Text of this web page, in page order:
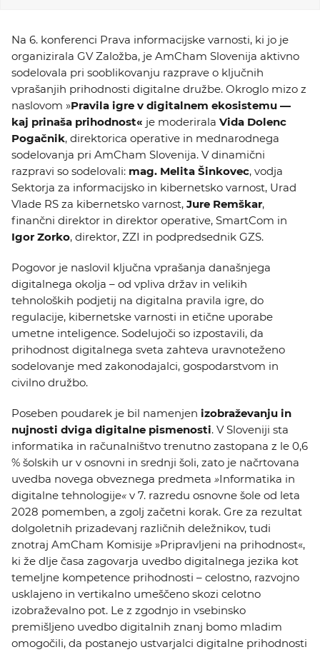
GALERIJA
Želimo postati član
Na 6. konferenci Prava informacijske varnosti, ki jo je
organizirala GV Založba, je AmCham Slovenija aktivno
sodelovala pri sooblikovanju razprave o ključnih
vprašanjih prihodnosti digitalne družbe. Okroglo mizo z
naslovom »Pravila igre v digitalnem ekosistemu —
kaj prinaša prihodnost« je moderirala Vida Dolenc
Pogačnik, direktorica operative in mednarodnega
sodelovanja pri AmCham Slovenija. V dinamični
razpravi so sodelovali: mag. Melita Šinkovec, vodja
Sektorja za informacijsko in kibernetsko varnost, Urad
Vlade RS za kibernetsko varnost, Jure Remškar,
finančni direktor in direktor operative, SmartCom in
Igor Zorko, direktor, ZZI in podpredsednik GZS.
Pogovor je naslovil ključna vprašanja današnjega
digitalnega okolja – od vpliva držav in velikih
tehnoloških podjetij na digitalna pravila igre, do
regulacije, kibernetske varnosti in etične uporabe
umetne inteligence. Sodelujoči so izpostavili, da
prihodnost digitalnega sveta zahteva uravnoteženo
sodelovanje med zakonodajalci, gospodarstvom in
civilno družbo.
Poseben poudarek je bil namenjen izobraževanju in
nujnosti dviga digitalne pismenosti. V Sloveniji sta
informatika in računalništvo trenutno zastopana z le 0,6
% šolskih ur v osnovni in srednji šoli, zato je načrtovana
uvedba novega obveznega predmeta »Informatika in
digitalne tehnologije« v 7. razredu osnovne šole od leta
2028 pomemben, a zgolj začetni korak. Gre za rezultat
dolgoletnih prizadevanj različnih deležnikov, tudi
znotraj AmCham Komisije »Pripravljeni na prihodnost«,
ki že dlje časa zagovarja uvedbo digitalnega jezika kot
temeljne kompetence prihodnosti – celostno, razvojno
usklajeno in vertikalno umeščeno skozi celotno
izobraževalno pot. Le z zgodnjo in vsebinsko
premišljeno uvedbo digitalnih znanj bomo mladim
omogočili, da postanejo ustvarjalci digitalne prihodnosti